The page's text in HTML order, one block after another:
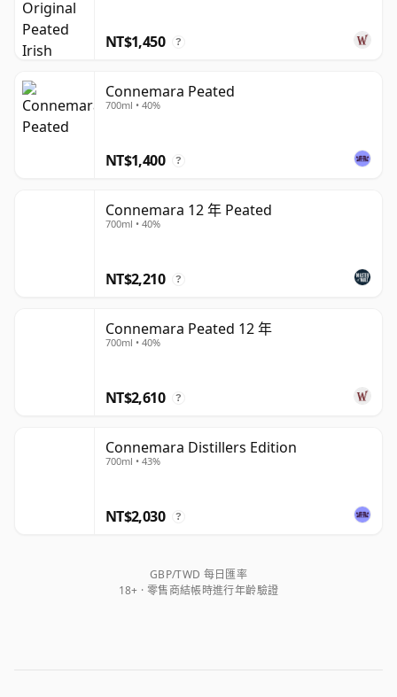
該系列包含多種裝瓶，從平易近人的原始表達到康尼馬拉桶
裝強度（Connemara Cask Strength），後者強化了泥煤
在一個以壺式蒸餾和非泥煤風格聞名的類別中，康尼馬拉仍
是展現愛爾蘭威士忌廣度的最清晰例證之一。
NT$1,450 ?
Connemara Peated
700ml • 40%
NT$1,400 ?
Connemara 12 年 Peated
700ml • 40%
NT$2,210 ?
Connemara Peated 12 年
700ml • 40%
NT$2,610 ?
Connemara Distillers Edition
700ml • 43%
NT$2,030 ?
GBP/TWD 每日匯率
18+ · 零售商結帳時進行年齡驗證